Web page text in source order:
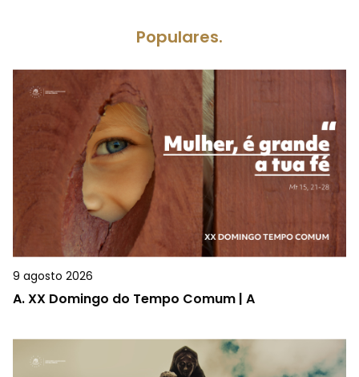
Populares.
9 agosto 2026
A.XX Domingo do Tempo Comum | A